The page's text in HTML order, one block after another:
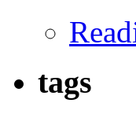
tags